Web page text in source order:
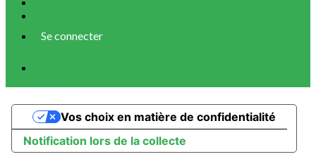
Se connecter
Notification lors de la collecte
Vos choix en matière de confidentialité